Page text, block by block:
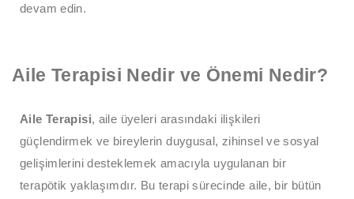
devam edin.
Aile Terapisi Nedir ve Önemi Nedir?
Aile Terapisi, aile üyeleri arasındaki ilişkileri
güçlendirmek ve bireylerin duygusal, zihinsel ve sosyal
gelişimlerini desteklemek amacıyla uygulanan bir
terapötik yaklaşımdır. Bu terapi sürecinde aile, bir bütün